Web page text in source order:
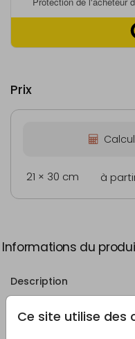
Ce site utilise des
Prix
21 × 30 cm à
Informations du
Description